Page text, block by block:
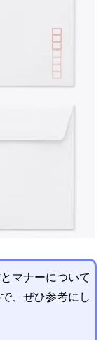
マナーについて
、ぜひ参考にし